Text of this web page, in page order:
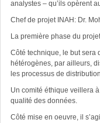
analystes – qu’ils opèrent
Chef de projet INAH: Dr.
La première phase du
Côté technique, le but sera
hétérogènes, par ailleurs,
les processus de
Un comité éthique veillera
qualité des données.
Côté mise en oeuvre, il